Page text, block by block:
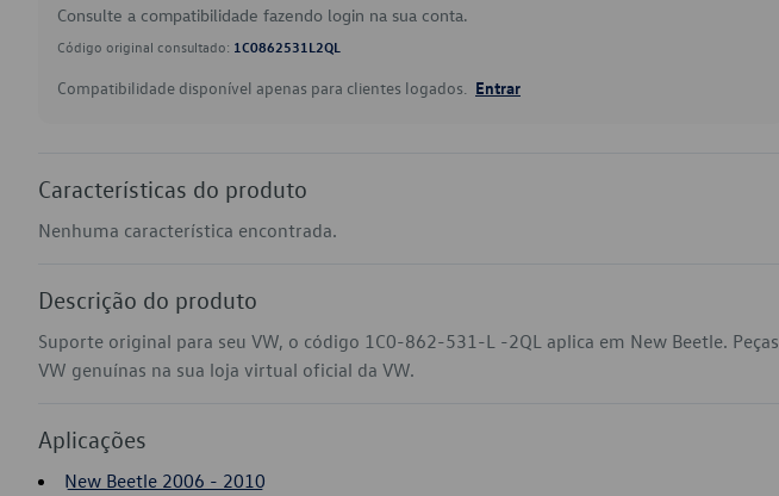
Consulte a compatibilidade fazendo login na sua conta.
Código original consultado: 1C0862531L2QL
Compatibilidade disponível apenas para clientes logados. Entrar
Características do produto
Nenhuma característica encontrada.
Descrição do produto
Suporte original para seu VW, o código 1C0-862-531-L -2QL aplica em New Beetle. Peças
VW genuínas na sua loja virtual oficial da VW.
Aplicações
New Beetle 2006 - 2010